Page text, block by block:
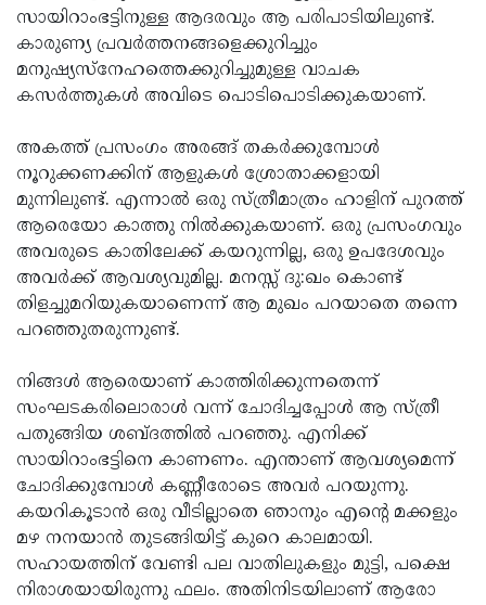
സായിറാംഭട്ടിനുള്ള ആദരവും ആ പരിപാടിയിലുണ്ട്.
കാരുണ്യ പ്രവര്‍ത്തനങ്ങളെക്കുറിച്ചും
മനുഷ്യസ്‌നേഹത്തെക്കുറിച്ചുമുള്ള വാചക
കസര്‍ത്തുകള്‍ അവിടെ പൊടിപൊടിക്കുകയാണ്.
അകത്ത് പ്രസംഗം അരങ്ങ് തകര്‍ക്കുമ്പോള്‍
നൂറുക്കണക്കിന് ആളുകള്‍ ശ്രോതാക്കളായി
മുന്നിലുണ്ട്. എന്നാല്‍ ഒരു സ്ത്രീമാത്രം ഹാളിന് പുറത്ത്
ആരെയോ കാത്തു നില്‍ക്കുകയാണ്. ഒരു പ്രസംഗവും
അവരുടെ കാതിലേക്ക് കയറുന്നില്ല, ഒരു ഉപദേശവും
അവര്‍ക്ക് ആവശ്യവുമില്ല. മനസ്സ് ദു:ഖം കൊണ്ട്
തിളച്ചുമറിയുകയാണെന്ന് ആ മുഖം പറയാതെ തന്നെ
പറഞ്ഞുതരുന്നുണ്ട്.
നിങ്ങള്‍ ആരെയാണ് കാത്തിരിക്കുന്നതെന്ന്
സംഘടകരിലൊരാള്‍ വന്ന് ചോദിച്ചപ്പോള്‍ ആ സ്ത്രീ
പതുങ്ങിയ ശബ്ദത്തില്‍ പറഞ്ഞു. എനിക്ക്
സായിറാംഭട്ടിനെ കാണണം. എന്താണ് ആവശ്യമെന്ന്
ചോദിക്കുമ്പോള്‍ കണ്ണീരോടെ അവര്‍ പറയുന്നു.
കയറികൂടാന്‍ ഒരു വീടില്ലാതെ ഞാനും എന്റെ മക്കളും
മഴ നനയാന്‍ തുടങ്ങിയിട്ട് കുറെ കാലമായി.
സഹായത്തിന് വേണ്ടി പല വാതിലുകളും മുട്ടി, പക്ഷെ
നിരാശയായിരുന്നു ഫലം. അതിനിടയിലാണ് ആരോ